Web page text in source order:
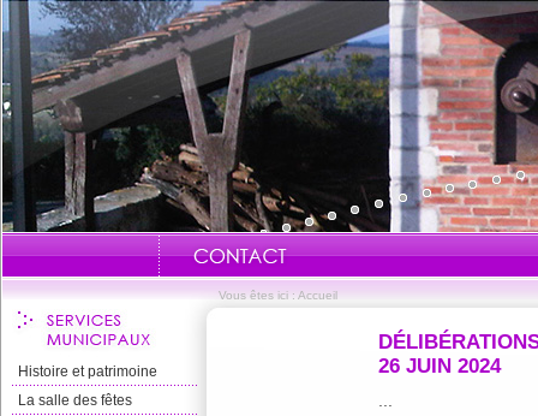
Vous êtes ici : Accueil
Histoire et patrimoine
La salle des fêtes
26 JUIN 2024